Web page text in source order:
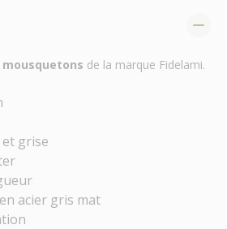
mousquetons de la marque Fidelami.
grise
acier gris mat